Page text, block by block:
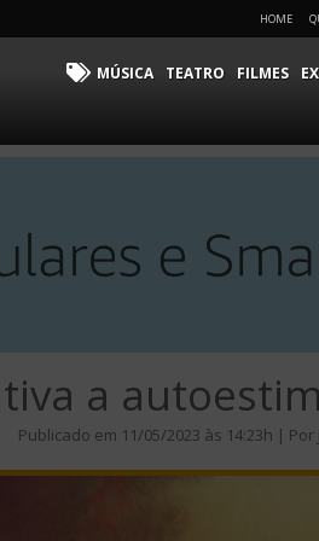
HOME
MÚSICA TEATRO FILMES
a
Publicado em 11/05/2023 às 14:23h |